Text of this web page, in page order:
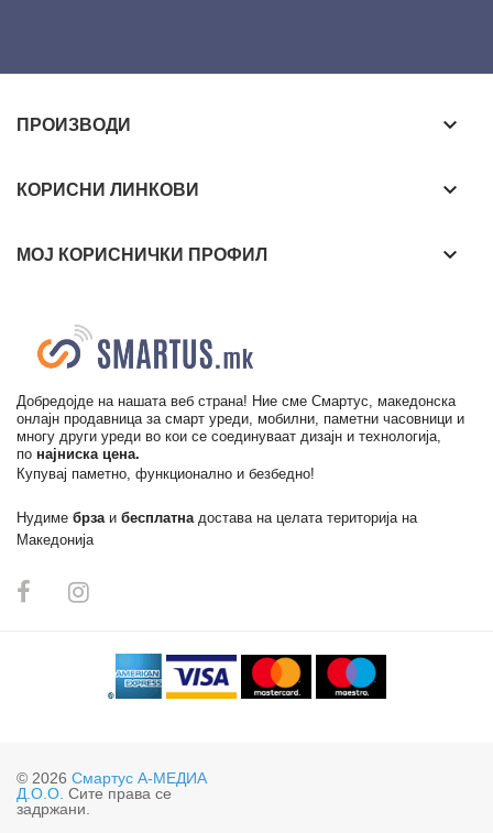
ПРОИЗВОДИ keyboard_arrow_down
КОРИСНИ ЛИНКОВИ keyboard_arrow_down
МОЈ КОРИСНИЧКИ ПРОФИЛ keyboard_arrow_down
Добредојде на нашата веб страна! Ние сме Смартус, македонска
онлајн продавница за смарт уреди, мобилни, паметни часовници и
многу други уреди во кои се соединуваат дизајн и технологија,
по најниска цена.
Купувај паметно, функционално и безбедно!
Нудиме брзаи бесплатна достава на целата територија на
Македонија
© 2026 Смартус А-МЕДИА
Д.О.О. Сите права се
задржани.